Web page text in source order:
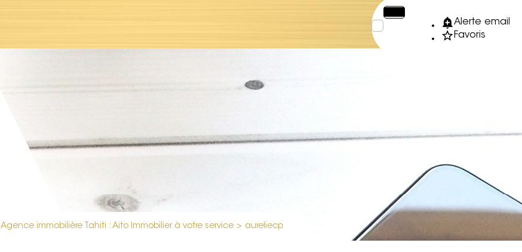
Alerte email
Favoris
Agence immobilière Tahiti : Aito Immobilier à votre service > aureliecp